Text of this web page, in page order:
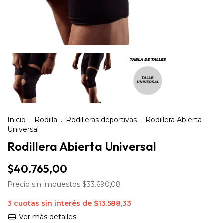
Inicio . Rodilla . Rodilleras deportivas . Rodillera Abierta
Universal
Rodillera Abierta Universal
$40.765,00
Precio sin impuestos $33.690,08
3 cuotas sin interés de $13.588,33
Ver más detalles